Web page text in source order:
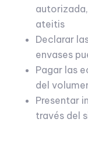
ateitis
Declarar
envases
Pagar las
del
Presentar
través del